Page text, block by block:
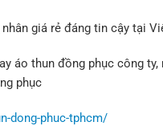
giá rẻ đáng tin cậy tại
áo thun đồng phục công
phục
dong-phuc-tphcm/